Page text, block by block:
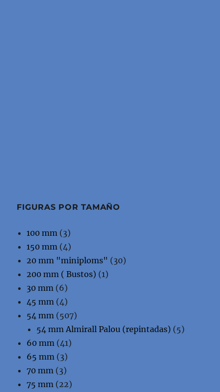
FIGURAS POR TAMAÑO
100 mm (3)
150 mm (4)
20 mm "miniploms" (30)
200 mm ( Bustos) (1)
30 mm (6)
45 mm (4)
54 mm (507)
54 mm Almirall Palou (repintadas) (5)
60 mm (41)
65 mm (3)
70 mm (3)
75 mm (22)